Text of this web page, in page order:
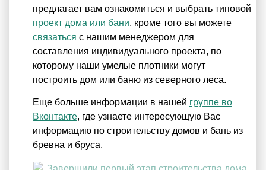
предлагает вам ознакомиться и выбрать типовой
проект дома или бани, кроме того вы можете
связаться с нашим менеджером для
составления индивидуального проекта, по
которому наши умелые плотники могут
построить дом или баню из северного леса.
Еще больше информации в нашей группе во
Вконтакте, где узнаете интересующую Вас
информацию по строительству домов и бань из
бревна и бруса.